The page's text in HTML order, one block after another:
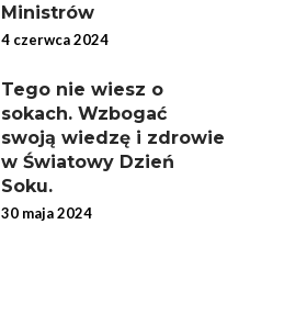
Ministrów
4 czerwca 2024
Tego nie wiesz o
sokach. Wzbogać
swoją wiedzę i zdrowie
w Światowy Dzień
Soku.
30 maja 2024